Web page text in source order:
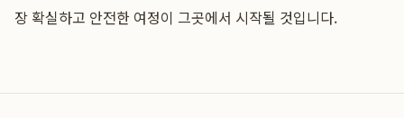
장 확실하고 안전한 여정이 그곳에서 시작될 것입니다.